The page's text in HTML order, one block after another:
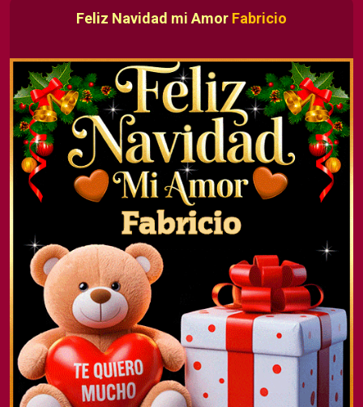
Feliz Navidad mi Amor Fabricio